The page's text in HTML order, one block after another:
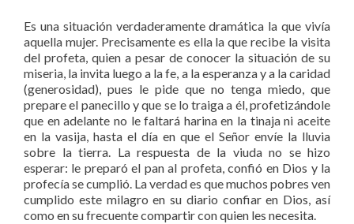
Es una situación verdaderamente dramática la que vivía
aquella mujer. Precisamente es ella la que recibe la visita
del profeta, quien a pesar de conocer la situación de su
miseria, la invita luego a la fe, a la esperanza y a la caridad
(generosidad), pues le pide que no tenga miedo, que
prepare el panecillo y que se lo traiga a él, profetizándole
que en adelante no le faltará harina en la tinaja ni aceite
en la vasija, hasta el día en que el Señor envíe la lluvia
sobre la tierra. La respuesta de la viuda no se hizo
esperar: le preparó el pan al profeta, confió en Dios y la
profecía se cumplió. La verdad es que muchos pobres ven
cumplido este milagro en su diario confiar en Dios, así
como en su frecuente compartir con quien les necesita.